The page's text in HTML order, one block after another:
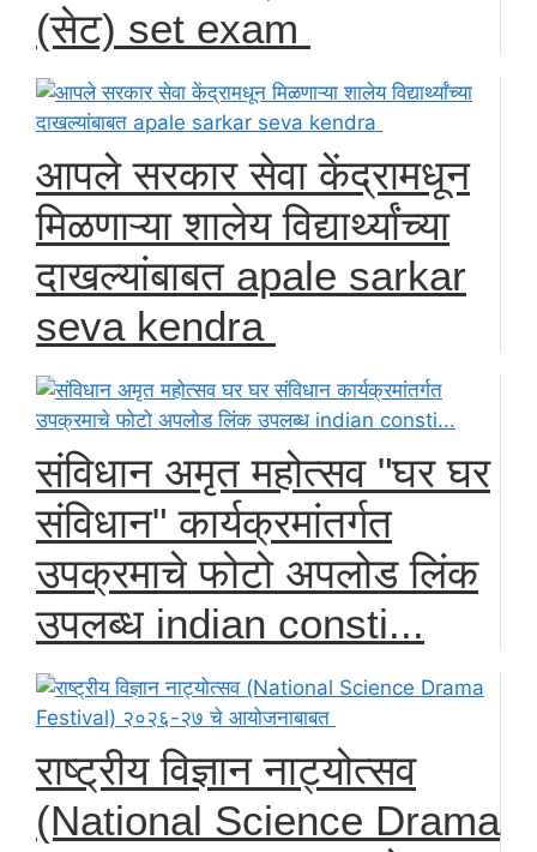
(सेट) set exam
आपले सरकार सेवा केंद्रामधून
मिळणाऱ्या शालेय विद्यार्थ्यांच्या
दाखल्यांबाबत apale sarkar
seva kendra
संविधान अमृत महोत्सव "घर घर
संविधान" कार्यक्रमांतर्गत
उपक्रमाचे फोटो अपलोड लिंक
उपलब्ध indian consti...
राष्ट्रीय विज्ञान नाट्योत्सव
(National Science Drama